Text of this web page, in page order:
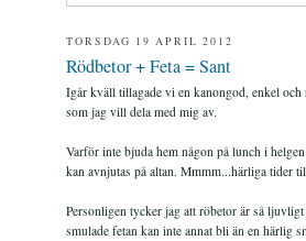
TORSDAG 19 APRIL 2012
Rödbetor + Feta = Sant
Igår kväll tillagade vi en kanongod, enkel
som jag vill dela med mig av.
Varför inte bjuda hem någon på lunch i
kan avnjutas på altan. Mmmm...härliga tider
Personligen tycker jag att röbetor är så
smulade fetan kan inte annat bli än en härlig